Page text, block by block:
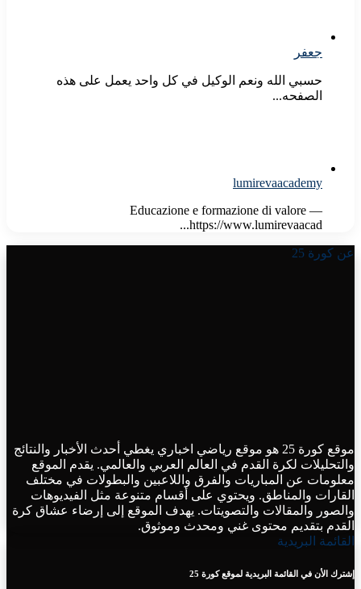
جعفر
حسبي الله ونعم الوكيل في كل واحد يعمل على هذه
الصفحه...
lumirevaacademy
Educazione e formazione di valore —
https://www.lumirevaacad...
عن كورة 25
موقع كورة 25 هو موقع رياضي اخباري يغطي أحدث الأخبار والنتائج
والتحليلات لكرة القدم في العالم العربي والعالمي. يقدم الموقع
معلومات عن المباريات والفرق واللاعبين والبطولات في مختلف
القارات والمناطق. ويحتوي على أقسام متنوعة مثل الفيديوهات
والصور والمقالات والتصويتات. يهدف الموقع إلى إرضاء عشاق كرة
القدم بتقديم محتوى غني ومحدث وموثوق.
القائمة البريدية
إشترك الأن في القائمة البريدية لموقع كورة 25